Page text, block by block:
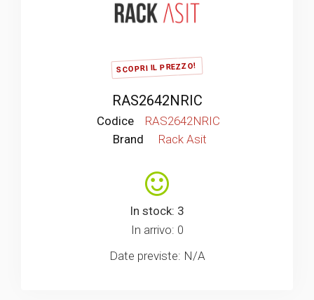
SCOPRI IL PREZZO!
RAS2642NRIC
Codice
RAS2642NRIC
Brand
Rack Asit
In stock: 3
In arrivo: 0
Date previste: N/A